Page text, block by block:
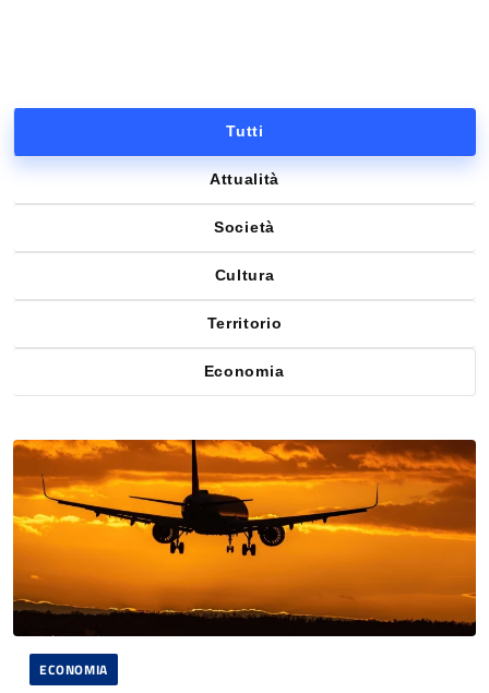
Tutti
Attualità
Società
Cultura
Territorio
Economia
ECONOMIA